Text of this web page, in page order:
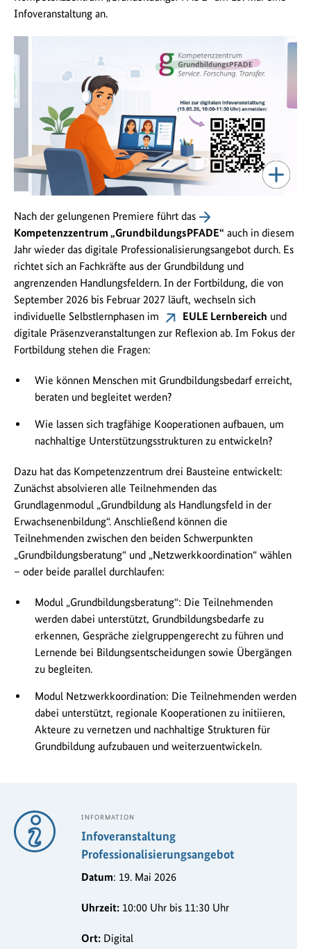
Infoveranstaltung an.
Nach der gelungenen Premiere führt das
Kompetenzzentrum „GrundbildungsPFADE“ auch in diesem
Jahr wieder das digitale Professionalisierungsangebot durch. Es
richtet sich an Fachkräfte aus der Grundbildung und
angrenzenden Handlungsfeldern. In der Fortbildung, die von
September 2026 bis Februar 2027 läuft, wechseln sich
individuelle Selbstlernphasen im
EULE Lernbereich und
digitale Präsenzveranstaltungen zur Reflexion ab. Im Fokus der
Fortbildung stehen die Fragen:
Wie können Menschen mit Grundbildungsbedarf erreicht,
beraten und begleitet werden?
Wie lassen sich tragfähige Kooperationen aufbauen, um
nachhaltige Unterstützungsstrukturen zu entwickeln?
Dazu hat das Kompetenzzentrum drei Bausteine entwickelt:
Zunächst absolvieren alle Teilnehmenden das
Grundlagenmodul „Grundbildung als Handlungsfeld in der
Erwachsenenbildung“. Anschließend können die
Teilnehmenden zwischen den beiden Schwerpunkten
„Grundbildungsberatung“ und „Netzwerkkoordination“ wählen
– oder beide parallel durchlaufen:
Modul „Grundbildungsberatung“: Die Teilnehmenden
werden dabei unterstützt, Grundbildungsbedarfe zu
erkennen, Gespräche zielgruppengerecht zu führen und
Lernende bei Bildungsentscheidungen sowie Übergängen
zu begleiten.
Modul Netzwerkkoordination: Die Teilnehmenden werden
dabei unterstützt, regionale Kooperationen zu initiieren,
Akteure zu vernetzen und nachhaltige Strukturen für
Grundbildung aufzubauen und weiterzuentwickeln.
INFORMATION
Infoveranstaltung
Professionalisierungsangebot
Datum: 19. Mai 2026
Uhrzeit: 10:00 Uhr bis 11:30 Uhr
Ort: Digital